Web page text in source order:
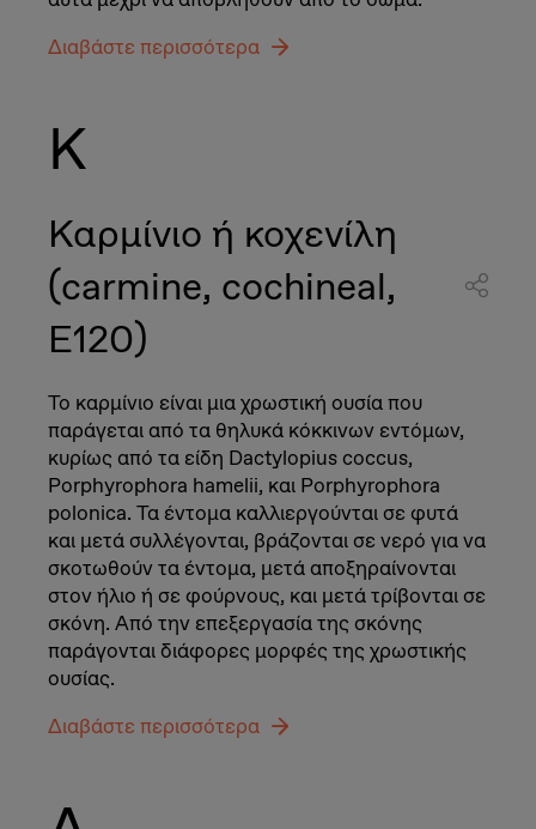
Διαβάστε περισσότερα
Κ
Καρμίνιο ή κοχενίλη
(carmine, cochineal,
E120)
Το καρμίνιο είναι μια χρωστική ουσία που
παράγεται από τα θηλυκά κόκκινων εντόμων,
κυρίως από τα είδη Dactylopius coccus,
Porphyrophora hamelii, και Porphyrophora
polonica. Τα έντομα καλλιεργούνται σε φυτά
και μετά συλλέγονται, βράζονται σε νερό για να
σκοτωθούν τα έντομα, μετά αποξηραίνονται
στον ήλιο ή σε φούρνους, και μετά τρίβονται σε
σκόνη. Από την επεξεργασία της σκόνης
παράγονται διάφορες μορφές της χρωστικής
ουσίας.
Διαβάστε περισσότερα